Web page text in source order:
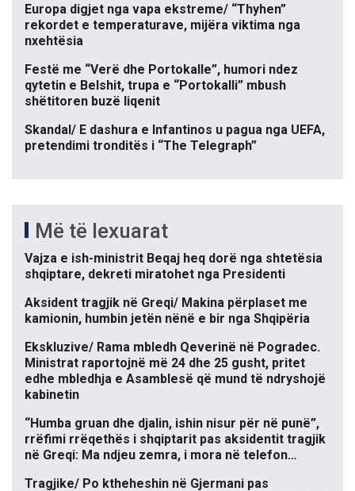
Europa digjet nga vapa ekstreme/ “Thyhen”
rekordet e temperaturave, mijëra viktima nga
nxehtësia
Festë me “Verë dhe Portokalle”, humori ndez
qytetin e Belshit, trupa e “Portokalli” mbush
shëtitoren buzë liqenit
Skandal/ E dashura e Infantinos u pagua nga UEFA,
pretendimi tronditës i “The Telegraph”
Më të lexuarat
Vajza e ish-ministrit Beqaj heq dorë nga shtetësia
shqiptare, dekreti miratohet nga Presidenti
Aksident tragjik në Greqi/ Makina përplaset me
kamionin, humbin jetën nënë e bir nga Shqipëria
Ekskluzive/ Rama mbledh Qeverinë në Pogradec.
Ministrat raportojnë më 24 dhe 25 gusht, pritet
edhe mbledhja e Asamblesë që mund të ndryshojë
kabinetin
“Humba gruan dhe djalin, ishin nisur për në punë”,
rrëfimi rrëqethës i shqiptarit pas aksidentit tragjik
në Greqi: Ma ndjeu zemra, i mora në telefon…
Tragjike/ Po ktheheshin në Gjermani pas